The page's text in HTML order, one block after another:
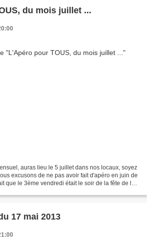
du mois juillet ...
auras lieu le 5 juillet dans nos locaux, soyez
excusons de ne pas avoir fait d'apéro en juin de
que le 3ème vendredi était le soir de la fête de la
17 mai 2013